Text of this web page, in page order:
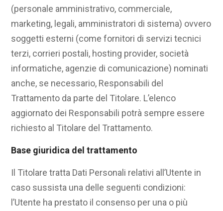
(personale amministrativo, commerciale,
marketing, legali, amministratori di sistema) ovvero
soggetti esterni (come fornitori di servizi tecnici
terzi, corrieri postali, hosting provider, società
informatiche, agenzie di comunicazione) nominati
anche, se necessario, Responsabili del
Trattamento da parte del Titolare. L’elenco
aggiornato dei Responsabili potrà sempre essere
richiesto al Titolare del Trattamento.
Base giuridica del trattamento
Il Titolare tratta Dati Personali relativi all’Utente in
caso sussista una delle seguenti condizioni:
l’Utente ha prestato il consenso per una o più